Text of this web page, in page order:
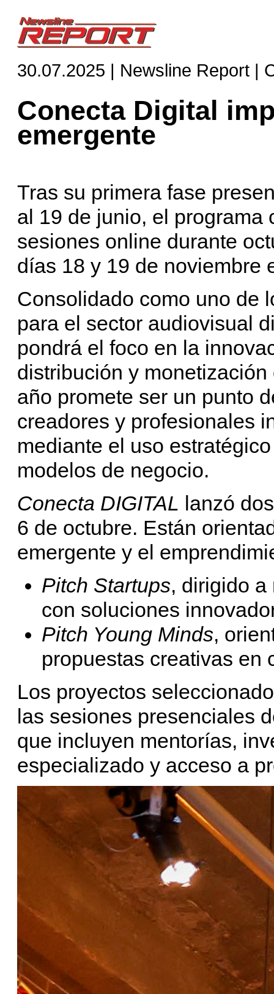
30.07.2025 | Newsline Report |
Conecta Digital
emergente
Tras su primera fase
al 19 de junio, el programa
sesiones online durante
días 18 y 19 de noviembre
Consolidado como uno de
para el sector audiovisual
pondrá el foco en la
distribución y
año promete ser un punto
creadores y profesionales
mediante el uso
modelos de negocio.
Conecta DIGITAL lanzó
6 de octubre. Están
emergente y el
Pitch Startups, dirigido
con soluciones
Pitch Young Minds,
propuestas creativas en
Los proyectos
las sesiones presenciales
que incluyen mentorías,
especializado y acceso a